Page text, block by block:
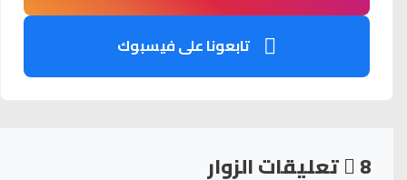
تابعونا على فيسبوك
8 تعليقات الزوار